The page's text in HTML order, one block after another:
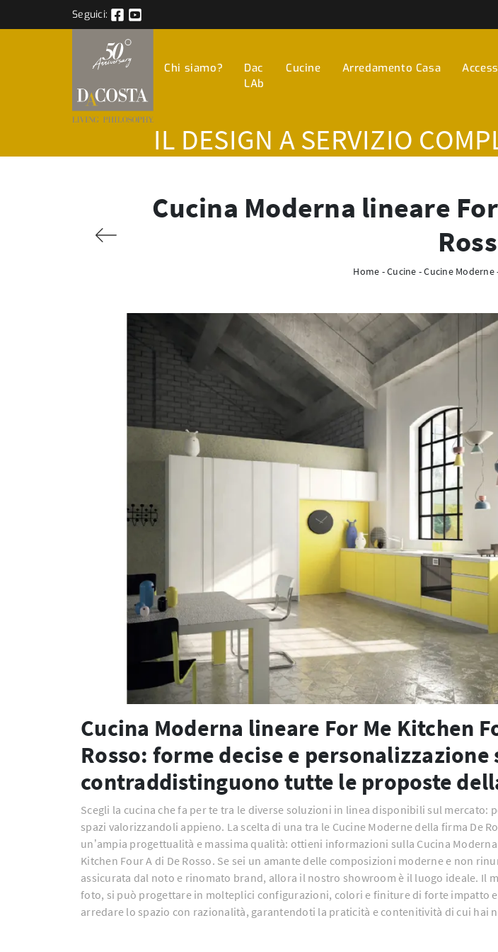
Seguici:
Chi siamo?
Dac
LAb
Cucine Arredamento Casa
IL DESIGN A SERVIZIO
Cucina Moderna lineare
Home -Cucine -Cucine Moderne
Cucina Moderna lineare For Me Kitchen
Rosso: forme decise e personalizzazione
contraddistinguono tutte le proposte
Scegli la cucina che fa per te tra le diverse soluzioni in linea disponibili sul mercato:
spazi valorizzandoli appieno. La scelta di una tra le Cucine Moderne della firma De
un’ampia progettualità e massima qualità: ottieni informazioni sulla Cucina
Kitchen Four A di De Rosso. Se sei un amante delle composizioni moderne e non
assicurata dal noto e rinomato brand, allora il nostro showroom è il luogo ideale. Il
foto, si può progettare in molteplici configurazioni, colori e finiture di forte impatto
arredare lo spazio con razionalità, garantendoti la praticità e contenitività di cui hai